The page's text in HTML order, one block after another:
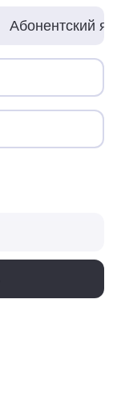
Абонентский